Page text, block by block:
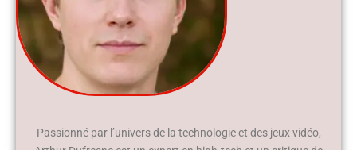
Passionné par l’univers de la technologie et des jeux vidéo,